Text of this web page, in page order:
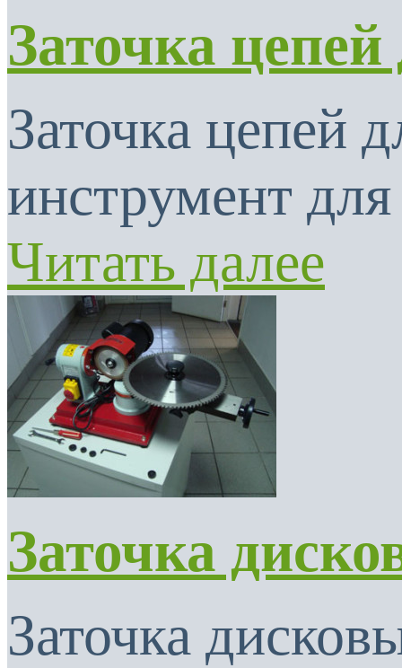
Заточка
Заточка цепей
инструмент
Читать далее
Заточка
Заточка